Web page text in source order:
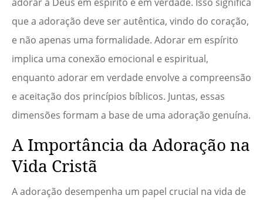
que a adoração deve ser autêntica, vindo do coração,
e não apenas uma formalidade. Adorar em espírito
implica uma conexão emocional e espiritual,
enquanto adorar em verdade envolve a compreensão
e aceitação dos princípios bíblicos. Juntas, essas
dimensões formam a base de uma adoração genuína.
A Importância da Adoração na
Vida Cristã
A adoração desempenha um papel crucial na vida de